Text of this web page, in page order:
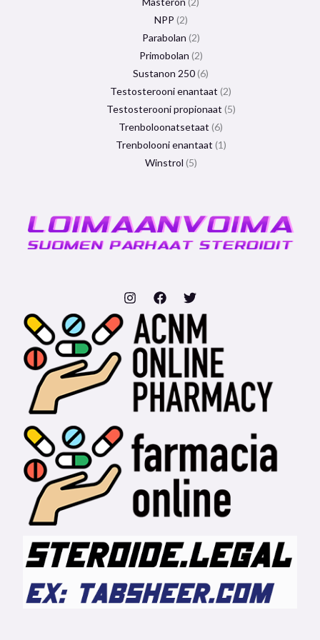
NPP 2
Parabolan 2
Primobolan 2
Sustanon 250 6
Testosterooni enantaat 2
Testosterooni propionaat 5
Trenboloonatsetaat 6
Trenbolooni enantaat 1
Winstrol 5